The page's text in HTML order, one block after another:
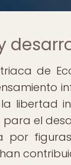
de
libertad
el
por